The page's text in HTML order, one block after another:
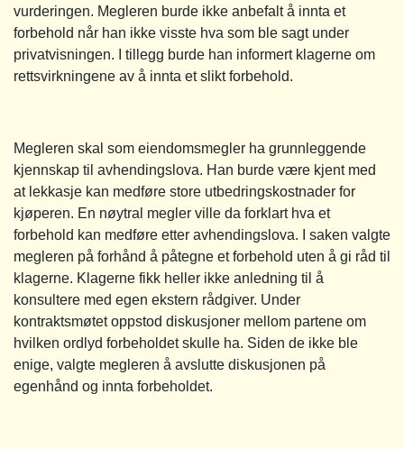
vurderingen. Megleren burde ikke anbefalt å innta et
forbehold når han ikke visste hva som ble sagt under
privatvisningen. I tillegg burde han informert klagerne om
rettsvirkningene av å innta et slikt forbehold.
Megleren skal som eiendomsmegler ha grunnleggende
kjennskap til avhendingslova. Han burde være kjent med
at lekkasje kan medføre store utbedringskostnader for
kjøperen. En nøytral megler ville da forklart hva et
forbehold kan medføre etter avhendingslova. I saken valgte
megleren på forhånd å påtegne et forbehold uten å gi råd til
klagerne. Klagerne fikk heller ikke anledning til å
konsultere med egen ekstern rådgiver. Under
kontraktsmøtet oppstod diskusjoner mellom partene om
hvilken ordlyd forbeholdet skulle ha. Siden de ikke ble
enige, valgte megleren å avslutte diskusjonen på
egenhånd og innta forbeholdet.